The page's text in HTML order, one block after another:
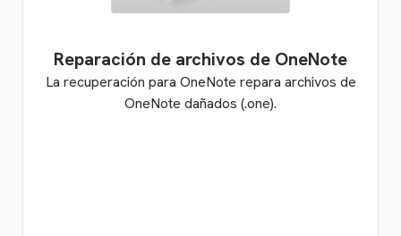
Reparación de archivos de OneNote
La recuperación para OneNote repara archivos de
OneNote dañados (.one).